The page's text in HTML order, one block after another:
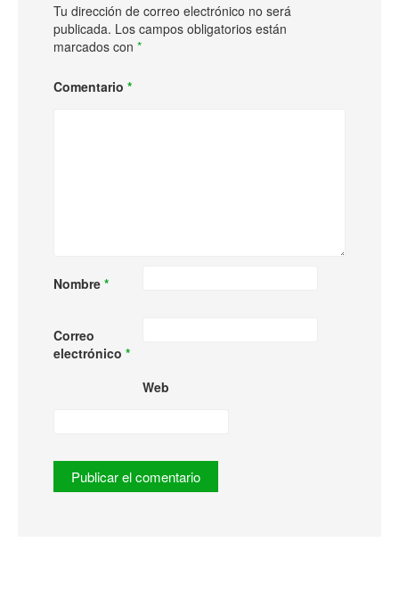
Tu dirección de correo electrónico no será
publicada. Los campos obligatorios están
marcados con *
Comentario *
Nombre *
Correo
electrónico *
Web